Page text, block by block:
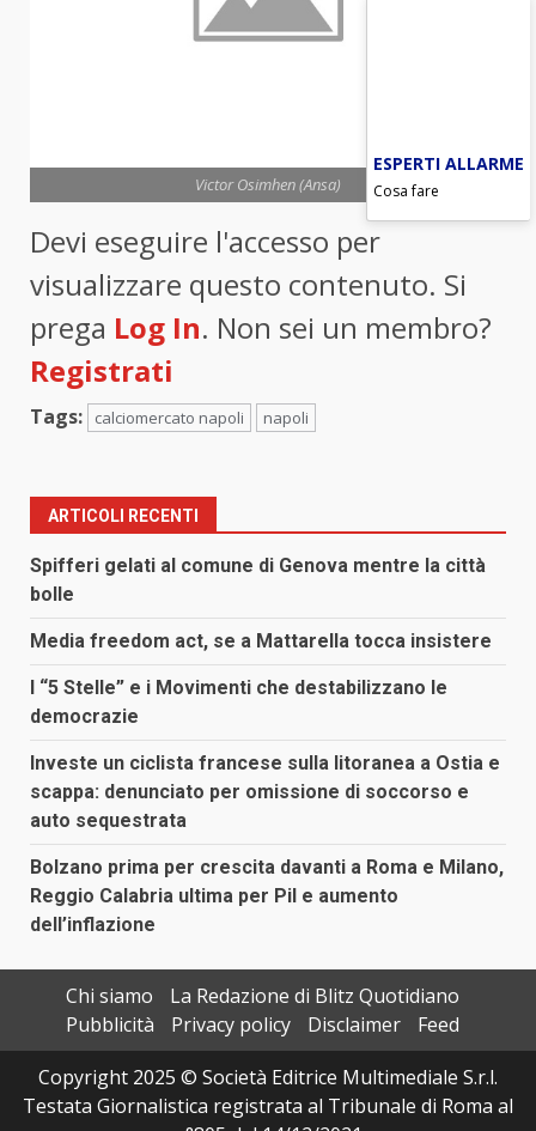
Victor Osimhen (Ansa)
Devi eseguire l'accesso per
visualizzare questo contenuto. Si
prega Log In. Non sei un membro?
Registrati
Tags: calciomercato napoli napoli
ARTICOLI RECENTI
Spifferi gelati al comune di Genova mentre la città
bolle
Media freedom act, se a Mattarella tocca insistere
I “5 Stelle” e i Movimenti che destabilizzano le
democrazie
Investe un ciclista francese sulla litoranea a Ostia e
scappa: denunciato per omissione di soccorso e
auto sequestrata
Bolzano prima per crescita davanti a Roma e Milano,
Reggio Calabria ultima per Pil e aumento
dell’inflazione
Chi siamo
La Redazione di Blitz Quotidiano
Pubblicità
Privacy policy Disclaimer
Feed
Copyright 2025 © Società Editrice Multimediale S.r.l.
Testata Giornalistica registrata al Tribunale di Roma al
ESPERTI ALLARME
Cosa fare